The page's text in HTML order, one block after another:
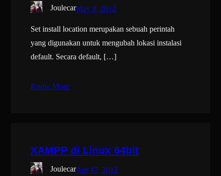
JoulecarMay 9, 2012
Set install location merupakan sebuah perintah
yang digunakan untuk mengubah lokasi instalasi
default. Secara default, […]
Know More
XAMPP di Linux 64bit
JoulecarApr 17, 2012